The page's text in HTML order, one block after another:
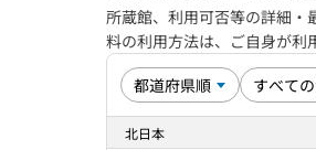
所蔵館、利用可否等の詳細・
料の利用方法は、ご自身が利
北日本